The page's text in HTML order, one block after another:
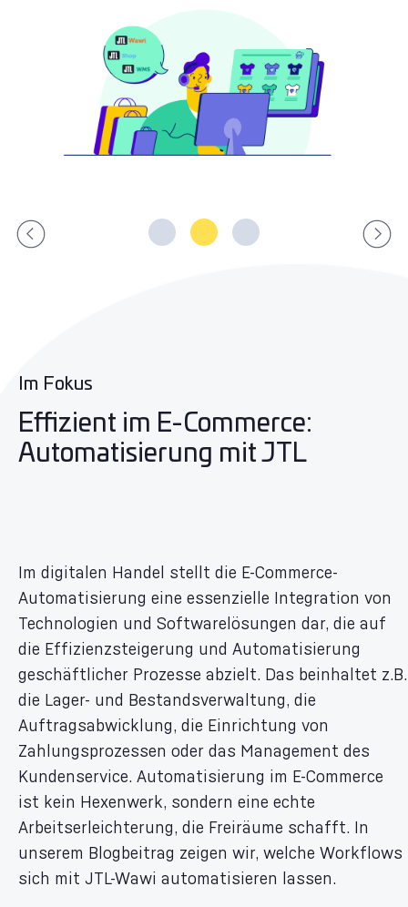
Im Fokus
Effizient im E-Commerce:
Automatisierung mit JTL
Im digitalen Handel stellt die E-Commerce-
Automatisierung eine essenzielle Integration von
Technologien und Softwarelösungen dar, die auf
die Effizienzsteigerung und Automatisierung
geschäftlicher Prozesse abzielt. Das beinhaltet z.B.
die Lager- und Bestandsverwaltung, die
Auftragsabwicklung, die Einrichtung von
Zahlungsprozessen oder das Management des
Kundenservice. Automatisierung im E-Commerce
ist kein Hexenwerk, sondern eine echte
Arbeitserleichterung, die Freiräume schafft. In
unserem Blogbeitrag zeigen wir, welche Workflows
sich mit JTL-Wawi automatisieren lassen.